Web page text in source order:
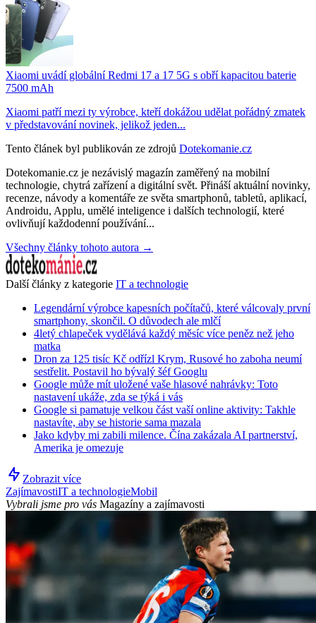
Xiaomi uvádí globální Redmi 17 a 17 5G s obří kapacitou baterie
7500 mAh
Xiaomi patří mezi ty výrobce, kteří dokážou udělat pořádný zmatek
v představování novinek, jelikož jeden...
Tento článek byl publikován ze zdrojů Dotekomanie.cz
Dotekomanie.cz je nezávislý magazín zaměřený na mobilní
technologie, chytrá zařízení a digitální svět. Přináší aktuální novinky,
recenze, návody a komentáře ze světa smartphonů, tabletů, aplikací,
Androidu, Applu, umělé inteligence i dalších technologií, které
ovlivňují každodenní používání...
Všechny články tohoto autora →
Další články z kategorie IT a technologie
Legendární výrobce kapesních počítačů, které válcovaly první
smartphony, skončil. O důvodech ale mlčí
4letý chlapeček vydělává každý měsíc více peněz než jeho
matka
Dron za 125 tisíc Kč odřízl Krym, Rusové ho zaboha neumí
sestřelit. Postavil ho bývalý šéf Googlu
Google může mít uložené vaše hlasové nahrávky: Toto
nastavení ukáže, zda se týká i vás
Google si pamatuje velkou část vaší online aktivity: Takhle
nastavíte, aby se historie sama mazala
Jako kdyby mi zabili milence. Čína zakázala AI partnerství,
Amerika je omezuje
Zobrazit více
ZajímavostiIT a technologieMobil
Vybrali jsme pro vás Magazíny a zajímavosti